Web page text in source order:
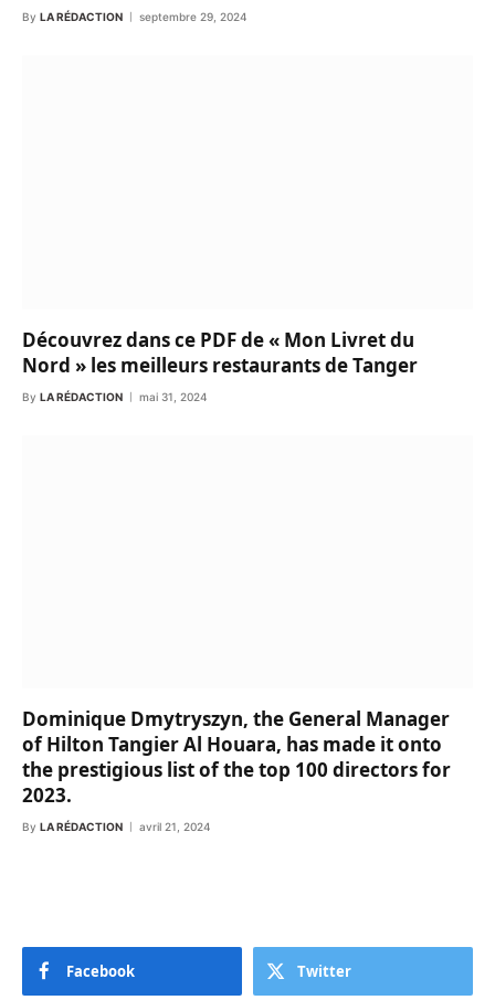
By LA RÉDACTION septembre 29, 2024
Découvrez dans ce PDF de « Mon Livret du
Nord » les meilleurs restaurants de Tanger
By LA RÉDACTION mai 31, 2024
Dominique Dmytryszyn, the General Manager
of Hilton Tangier Al Houara, has made it onto
the prestigious list of the top 100 directors for
2023.
By LA RÉDACTION avril 21, 2024
Facebook Twitter